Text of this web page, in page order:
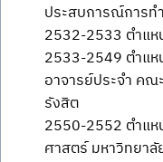
ประสบการณ์การท
2532-2533 ตำแ
2533-2549 ตำแห
อาจารย์ประจำ ค
รังสิต
2550-2552 ตำแ
ศาสตร์ มหาวิทยา